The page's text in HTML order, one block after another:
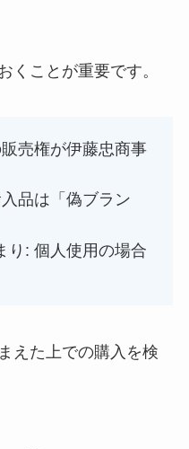
くことが重要です。
売権が伊藤忠商事
品は「偽ブラン
り: 個人使用の場合
えた上での購入を検